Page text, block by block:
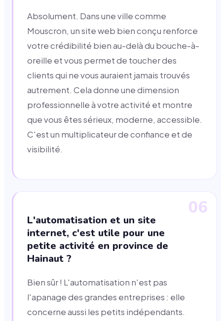
Absolument. Dans une ville comme
Mouscron, un site web bien conçu renforce
votre crédibilité bien au-delà du bouche-à-
oreille et vous permet de toucher des
clients qui ne vous auraient jamais trouvés
autrement. Cela donne une dimension
professionnelle à votre activité et montre
que vous êtes sérieux, moderne, accessible.
C'est un multiplicateur de confiance et de
visibilité.
06
L'automatisation et un site
internet, c'est utile pour une
petite activité en province de
Hainaut ?
Bien sûr ! L'automatisation n'est pas
l'apanage des grandes entreprises : elle
concerne aussi les petits indépendants.